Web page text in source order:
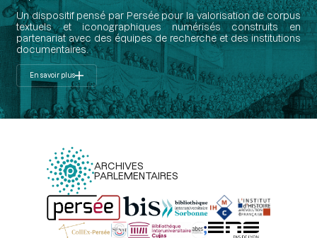
Un dispositif pensé par Persée pour la valorisation de corpus
textuels et iconographiques numérisés construits en
partenariat avec des équipes de recherche et des institutions
documentaires.
En savoir plus
ARCHIVES
PARLEMENTAIRES